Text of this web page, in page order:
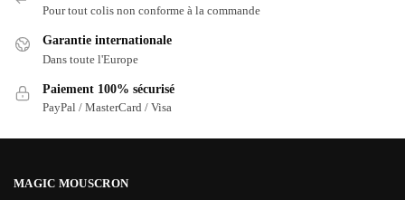
Pour tout colis non conforme à la commande
Garantie internationale
Dans toute l'Europe
Paiement 100% sécurisé
PayPal / MasterCard / Visa
MAGIC MOUSCRON